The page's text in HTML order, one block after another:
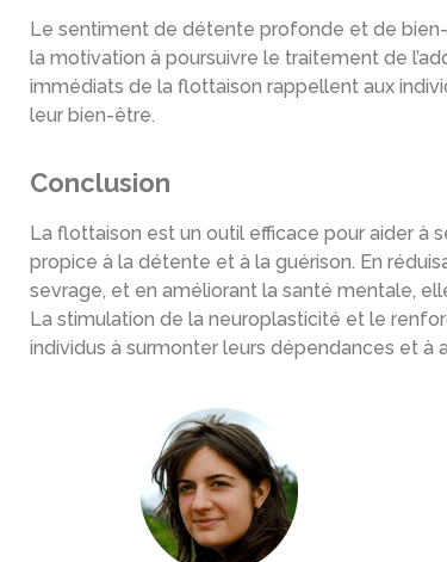
Le sentiment de détente profonde et de
la motivation à poursuivre le traitement de
immédiats de la flottaison rappellent aux
leur bien-être.
Conclusion
La flottaison est un outil efficace pour aider à
propice à la détente et à la guérison. En
sevrage, et en améliorant la santé mentale,
La stimulation de la neuroplasticité et le
individus à surmonter leurs dépendances et à